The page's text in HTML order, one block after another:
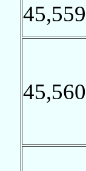
45,559
45,560